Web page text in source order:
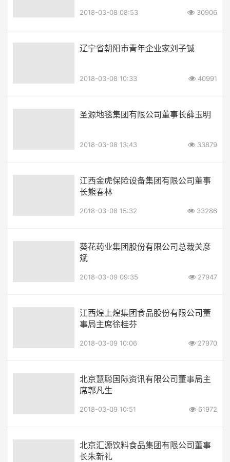
2018-03-08 08:53 30906
辽宁省朝阳市青年企业家刘子铖
2018-03-08 10:33 40991
圣源地毯集团有限公司董事长薛玉明
2018-03-08 13:43 33879
江西金虎保险设备集团有限公司董事
长熊春林
2018-03-08 15:32 33286
葵花药业集团股份有限公司总裁关彦
斌
2018-03-09 09:35 27947
江西煌上煌集团食品股份有限公司董
事局主席徐桂芬
2018-03-09 10:06 27970
北京慧聪国际资讯有限公司董事局主
席郭凡生
2018-03-09 10:51 61972
北京汇源饮料食品集团有限公司董事
长朱新礼